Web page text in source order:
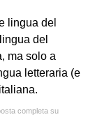
lingua del
del
ma solo a
letteraria (e
completa su